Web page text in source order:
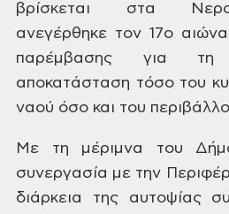
βρίσκεται στα
ανεγέρθηκε τον 17ο αιώνα
παρέμβασης για τη
αποκατάσταση τόσο του
ναού όσο και του
Με τη μέριμνα του
συνεργασία με την
διάρκεια της αυτοψίας